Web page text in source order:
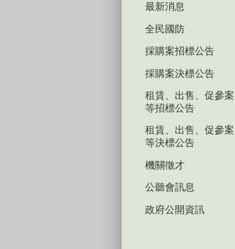
最新消息
全民國防
採購案招標公告
採購案決標公告
租賃、出售、促參案
等招標公告
租賃、出售、促參案
等決標公告
機關徵才
公聽會訊息
政府公開資訊